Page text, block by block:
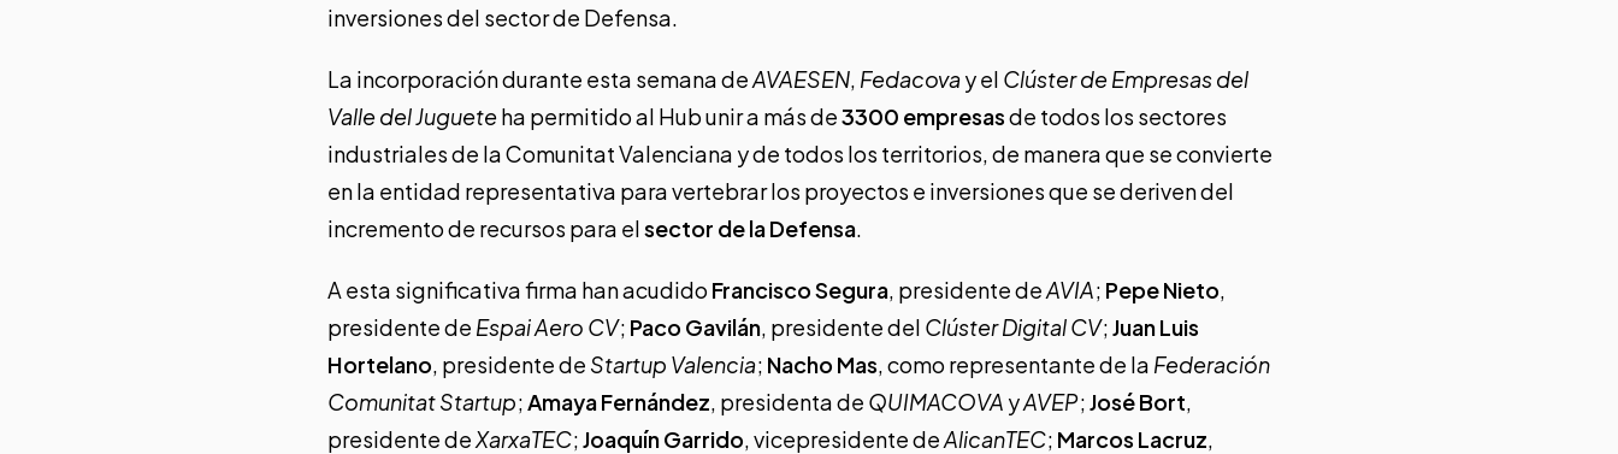
inversiones del sector de Defensa.
La incorporación durante esta semana deAVAESEN, Fedacovay el Clúster de Empresas del
Valle del Jugueteha permitido al Hub unir a más de3300 empresasde todos los sectores
industriales de la Comunitat Valenciana y de todos los territorios, de manera que se convierte
en la entidad representativa para vertebrar los proyectos e inversiones que se deriven del
incremento de recursos para elsector de la Defensa.
A esta significativa firma han acudido Francisco Segura, presidente deAVIA; Pepe Nieto,
presidente de Espai Aero CV; Paco Gavilán, presidente del Clúster Digital CV;Juan Luis
Hortelano, presidente de Startup Valencia; Nacho Mas, como representante de la Federación
Comunitat Startup;Amaya Fernández, presidenta de QUIMACOVA yAVEP;José Bort,
presidente deXarxaTEC;Joaquín Garrido, vicepresidente deAlicanTEC; Marcos Lacruz,